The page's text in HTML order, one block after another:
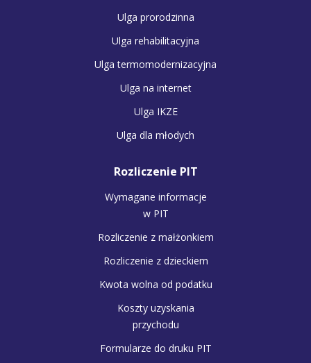
Ulga prorodzinna
Ulga rehabilitacyjna
Ulga termomodernizacyjna
Ulga na internet
Ulga IKZE
Ulga dla młodych
Rozliczenie PIT
Wymagane informacje
w PIT
Rozliczenie z małżonkiem
Rozliczenie z dzieckiem
Kwota wolna od podatku
Koszty uzyskania
przychodu
Formularze do druku PIT